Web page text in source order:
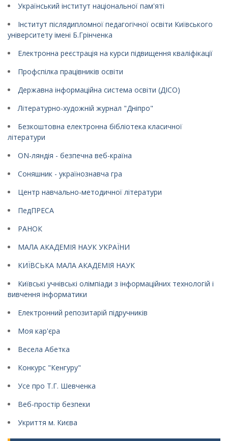
Український інститут національної пам'яті
Інститут післядипломної педагогічної освіти Київського
університету імені Б.Грінченка
Електронна реєстрація на курси підвищення кваліфікації
Профспілка працівників освіти
Державна інформаційна система освіти (ДІСО)
Літературно-художній журнал "Дніпро"
Безкоштовна електронна бібліотека класичної
літератури
ON-ляндія - безпечна веб-країна
Соняшник - українознавча гра
Центр навчально-методичної літератури
ПедПРЕСА
РАНОК
МАЛА АКАДЕМІЯ НАУК УКРАЇНИ
КИЇВСЬКА МАЛА АКАДЕМІЯ НАУК
Київські учнівські олімпіади з інформаційних технологій і
вивчення інформатики
Електронний репозитарій підручників
Моя кар'єра
Весела Абетка
Конкурс "Кенгуру"
Усе про Т.Г. Шевченка
Веб-простір безпеки
Укриття м. Києва